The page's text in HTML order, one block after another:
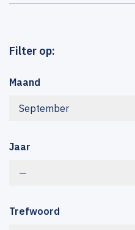
Filter op:
Maand
September
Jaar
—
Trefwoord